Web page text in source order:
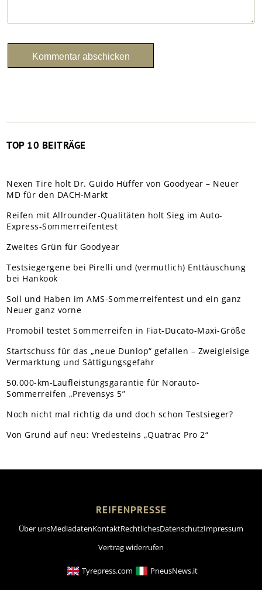
TOP 10 BEITRÄGE
Nexen Tire holt Dr. Guido Hüffer von Goodyear – Neuer
MD für den DACH-Markt
Reifen mit Allrounder-Qualitäten holt Sieg im Auto-
Express-Sommerreifentest
Zweites Grün für Goodyear
Testsiegergene bei Pirelli und (vermutlich) Enttäuschung
bei Hankook
Soll und Haben im AMS-Sommerreifentest und ein ganz
Neuer ganz vorne
Promobil testet Sommerreifen in Fiat-Ducato-Maxi-Größe
Startschuss für das „neue Dunlop“ gefallen – Zweigleisige
Vermarktung und Sättigungsgefahr
50.000-km-Laufleistungsgarantie für Norauto-
Sommerreifen „Prevensys 5”
Noch nicht mal richtig da und doch schon Testsieger?
Von Grund auf neu: Vredesteins „Quatrac Pro 2“
REIFENPRESSE
Über unsMediadatenKontaktRechtlichesDatenschutzImpressum
Vertrag widerrufen
Tyrepress.com PneusNews.it